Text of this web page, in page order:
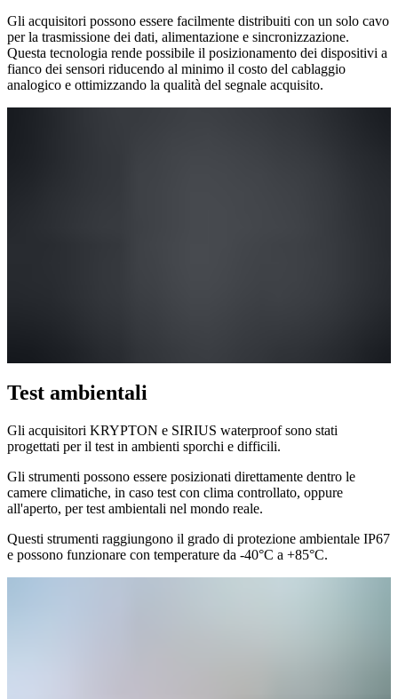
Gli acquisitori possono essere facilmente distribuiti con un solo cavo
per la trasmissione dei dati, alimentazione e sincronizzazione.
Questa tecnologia rende possibile il posizionamento dei dispositivi a
fianco dei sensori riducendo al minimo il costo del cablaggio
analogico e ottimizzando la qualità del segnale acquisito.
Test ambientali
Gli acquisitori KRYPTON e SIRIUS waterproof sono stati
progettati per il test in ambienti sporchi e difficili.
Gli strumenti possono essere posizionati direttamente dentro le
camere climatiche, in caso test con clima controllato, oppure
all'aperto, per test ambientali nel mondo reale.
Questi strumenti raggiungono il grado di protezione ambientale IP67
e possono funzionare con temperature da -40°C a +85°C.